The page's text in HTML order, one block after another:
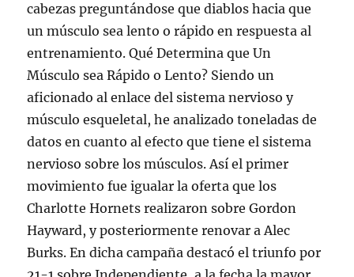
cabezas preguntándose que diablos hacia que
un músculo sea lento o rápido en respuesta al
entrenamiento. Qué Determina que Un
Músculo sea Rápido o Lento? Siendo un
aficionado al enlace del sistema nervioso y
músculo esqueletal, he analizado toneladas de
datos en cuanto al efecto que tiene el sistema
nervioso sobre los músculos. Así el primer
movimiento fue igualar la oferta que los
Charlotte Hornets realizaron sobre Gordon
Hayward, y posteriormente renovar a Alec
Burks. En dicha campaña destacó el triunfo por